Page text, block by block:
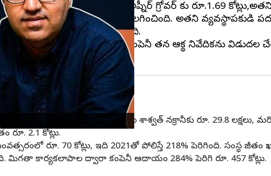
BharatPe వ్యవస్థాపకుడు అష్నీర్ గ్రోవర్ కు రూ.1.69
గత ఏడాది వీరిద్దరిని BharatPe తొలగించింది. అతని వ్యవస్థాపకుడి
చెల్లించాలని అతనిపై దావా వేసింది.
పోరాటం చేస్తోంది. ఇప్పుడు, కంపెనీ తన ఆర్థిక నివేదికను
వ్యవస్థాపకుడు, బోర్డు సభ్యుడు శాశ్వత్ నక్రానీకు రూ. 29.8 లక్షలు,
2.1 కోట్లు.
రూ. 70 కోట్లు, ఇది 2021తో పోలిస్తే 218% పెరిగింది. సంస్థ జీతం
మిగతా కార్యకలాపాల ద్వారా కంపెనీ ఆదాయం 284% పెరిగి రూ. 457 కోట్లు.